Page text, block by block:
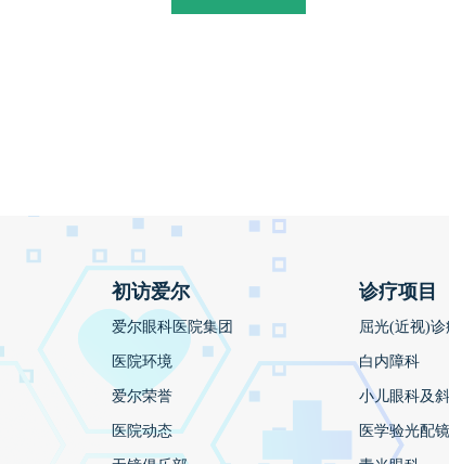
初访爱尔
爱尔眼科医院集团
医院环境
爱尔荣誉
医院动态
诊疗项目
屈光(近视)诊
白内障科
小儿眼科及
医学验光配